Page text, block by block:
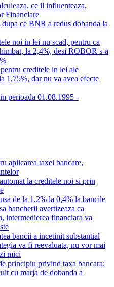
ce il influenteaza,
Financiare
ce BNR a redus dobanda la
noi in lei nu scad, pentru ca
la 2,4%, desi ROBOR s-a
creditele in lei ale
1,75%, dar nu va avea efecte
perioada 01.08.1995 -
aplicarea taxei bancare,
la creditele noi si prin
de la 1,2% la 0,4% la bancile
bancherii avertizeaza ca
intermedierea financiara va
bancii a incetinit substantial
va fi reevaluata, nu vor mai
mici
principiu privind taxa bancara:
cu marja de dobanda a